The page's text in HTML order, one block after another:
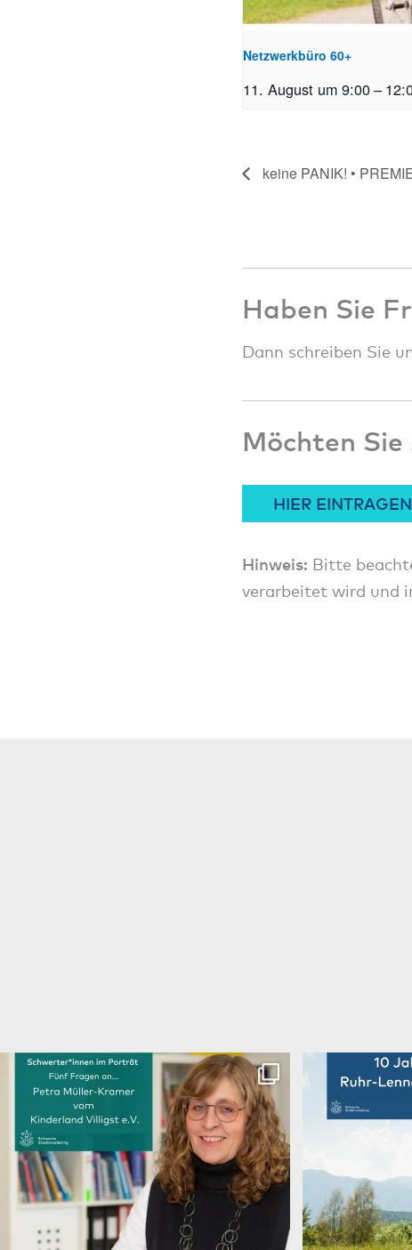
Netzwerkbüro 60+
11. August um 9:00–
keine PANIK! •
Haben Sie
Dann schreiben Sie
Möchten
HIER EINTRAGEN
Hinweis: Bitte
verarbeitet wird und